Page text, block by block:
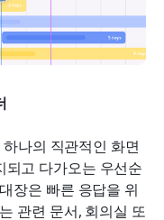
나의 직관적인 화면
되고 다가오는 우선순
장은 빠른 응답을 위
관련 문서, 회의실 또